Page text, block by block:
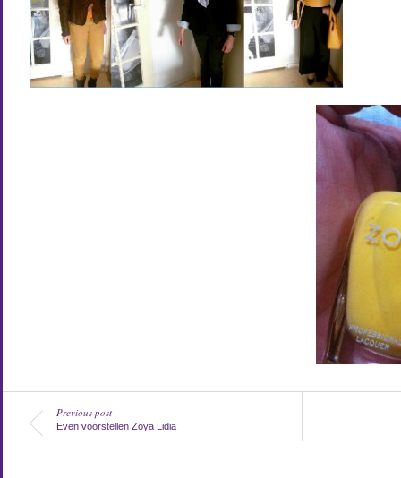
Previous post
Even voorstellen Zoya Lidia